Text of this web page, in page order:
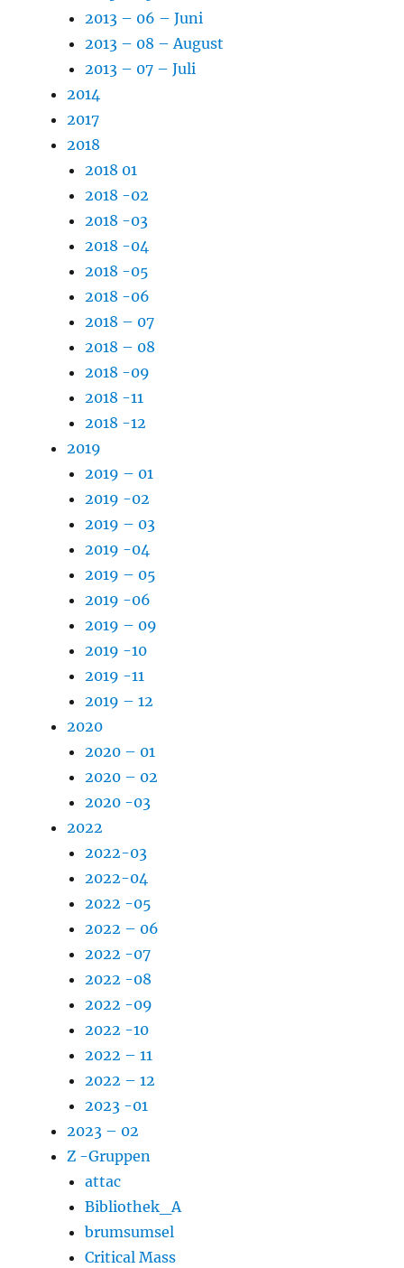
2013 – 06 – Juni
2013 – 08 – August
2013 – 07 – Juli
2014
2017
2018
2018 01
2018 -02
2018 -03
2018 -04
2018 -05
2018 -06
2018 – 07
2018 – 08
2018 -09
2018 -11
2018 -12
2019
2019 – 01
2019 -02
2019 – 03
2019 -04
2019 – 05
2019 -06
2019 – 09
2019 -10
2019 -11
2019 – 12
2020
2020 – 01
2020 – 02
2020 -03
2022
2022-03
2022-04
2022 -05
2022 – 06
2022 -07
2022 -08
2022 -09
2022 -10
2022 – 11
2022 – 12
2023 -01
2023 – 02
Z -Gruppen
attac
Bibliothek_A
brumsumsel
Critical Mass